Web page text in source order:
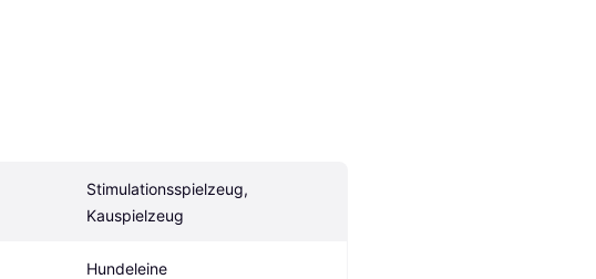
Stimulationsspielzeug,
Kauspielzeug
Hundeleine